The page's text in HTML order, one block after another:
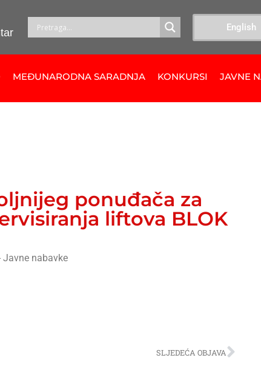
English
MEĐUNARODNA SARADNJA KONKURSI JAVNE
ponuđača za
liftova BLOK
Javne nabavke
SLJEDEĆA OBJAVA